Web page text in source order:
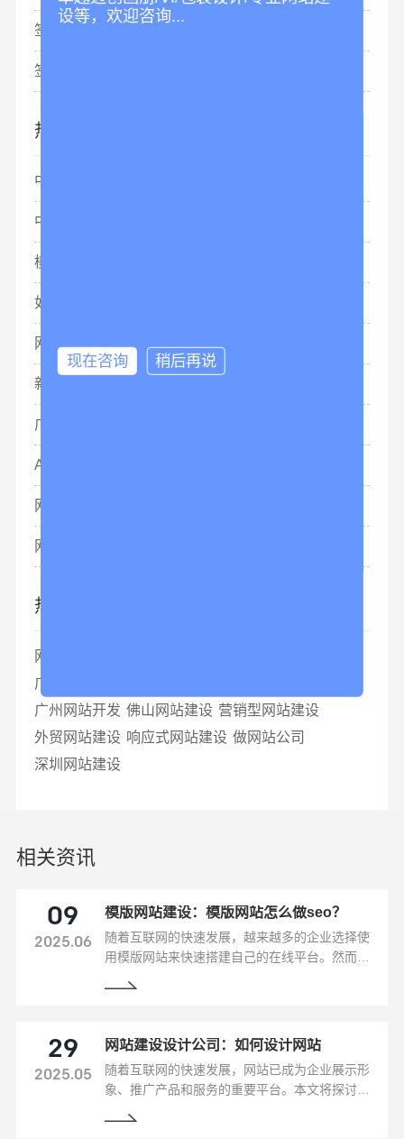
签约：深圳市同创新佳科技有限公司
签约：美格朗公司网站建设项目
热门文章
中标：美的集团网站设计项目
中标：香港皇朝傢俬集团网站建设项目
模版网站建设：模版网站怎么做seo？
如何制作网站？怎么自己创建一个网站
网站建设设计公司：如何设计网站
新手如何做网站？个人建站教程
广州网站制作排名怎么做？
AI的出现对网站优化有影响吗？
网站建设制作价格多少钱合适？
网页设计制作网站 域名注册
热门标签
网站建设
广州网站建设
广州网站开发 佛山网站建设 营销型网站建设
外贸网站建设 响应式网站建设 做网站公司
深圳网站建设
相关资讯
09
2025.06
模版网站建设：模版网站怎么做seo？
随着互联网的快速发展，越来越多的企业选择使
用模版网站来快速搭建自己的在线平台。然而，
索引擎排名和流量。
29
2025.05
网站建设设计公司：如何设计网站
随着互联网的快速发展，网站已成为企业展示形
象、推广产品和服务的重要平台。本文将探讨如
设等，欢迎咨询...
现在咨询 稍后再说